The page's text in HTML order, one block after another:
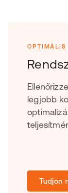
OPTIMÁLIS
legjobb
Tudjon